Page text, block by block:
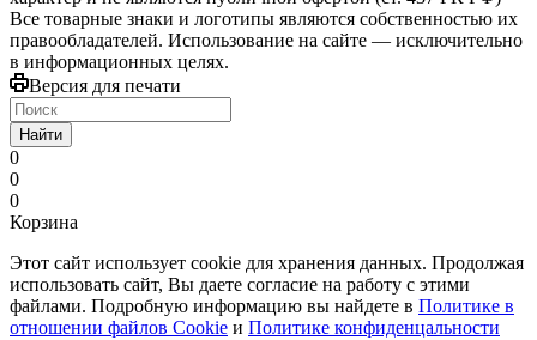
Все товарные знаки и логотипы являются собственностью их
правообладателей. Использование на сайте — исключительно
в информационных целях.
Версия для печати
Найти
0
0
0
Корзина
Этот сайт использует cookie для хранения данных. Продолжая
использовать сайт, Вы даете согласие на работу с этими
файлами. Подробную информацию вы найдете в Политике в
отношении файлов Cookie и Политике конфиденцальности